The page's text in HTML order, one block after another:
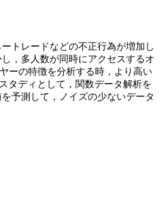
トレードなどの不正行為が増加し
，多人数が同時にアクセスするオ
ーの特徴を分析する時，より高い
タディとして，関数データ解析を
予測して，ノイズの少ないデータ